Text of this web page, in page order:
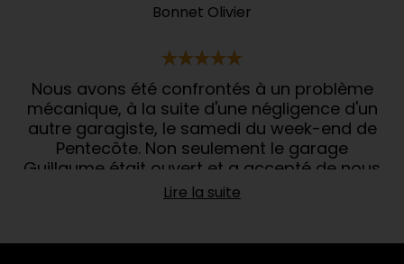
Bonnet Olivier
Nous avons été confrontés à un problème
mécanique, à la suite d'une négligence d'un
autre garagiste, le samedi du week-end de
Pentecôte. Non seulement le garage
Guillaume était ouvert et a accepté de nous
recevoir après notre appel téléphonique, mais
sécurité. Que la personne qui nous a si
Lire la suite